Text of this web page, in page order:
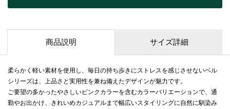
商品説明 サイズ詳細
柔らかく軽い素材を使用し、毎日の持ち歩きにストレスを感じさせないベル
シリーズは、上品さと実用性を兼ね備えたデザインが魅力です。
ご要望の多かったやさしいピンクカラーを含むカラーバリエーションで、通
勤やお出かけ、きれいめカジュアルまで幅広いスタイリングに自然に馴染み